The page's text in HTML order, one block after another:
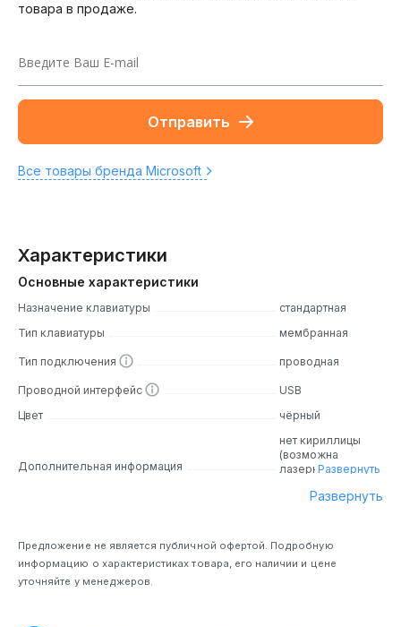
товара в продаже.
Отправить
Все товары бренда Microsoft
Характеристики
Основные характеристики
Назначение клавиатуры
стандартная
Тип клавиатуры
мембранная
Тип подключения проводная
Проводной интерфейс
USB
Цвет
чёрный
Дополнительная информация
нет кириллицы
(возможна
лазернаяРазвернуть
Развернуть
Предложение не является публичной офертой. Подробную
информацию о характеристиках товара, его наличии и цене
уточняйте у менеджеров.